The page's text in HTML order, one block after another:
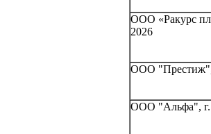
ООО «Ракурс
2026
ООО "Престиж",
ООО "Альфа", г.